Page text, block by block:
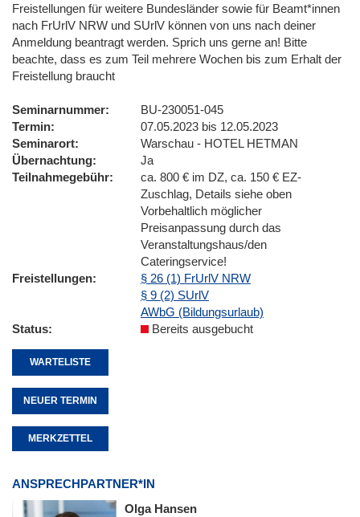
Freistellungen für weitere Bundesländer sowie für Beamt*innen
nach FrUrlV NRW und SUrlV können von uns nach deiner
Anmeldung beantragt werden. Sprich uns gerne an! Bitte
beachte, dass es zum Teil mehrere Wochen bis zum Erhalt der
Freistellung braucht
Seminarnummer
BU-230051-045
Termin
07.05.2023 bis 12.05.2023
Seminarort
Warschau - HOTEL HETMAN
Übernachtung
Ja
Teilnahmegebühr
ca. 800 € im DZ, ca. 150 € EZ-
Zuschlag, Details siehe oben
Vorbehaltlich möglicher
Preisanpassung durch das
Veranstaltungshaus/den
Cateringservice!
Freistellungen
§ 26 (1) FrUrlV NRW
§ 9 (2) SUrlV
AWbG (Bildungsurlaub)
Status
Bereits ausgebucht
WARTELISTE
NEUER TERMIN
MERKZETTEL
ANSPRECHPARTNER*IN
Olga Hansen